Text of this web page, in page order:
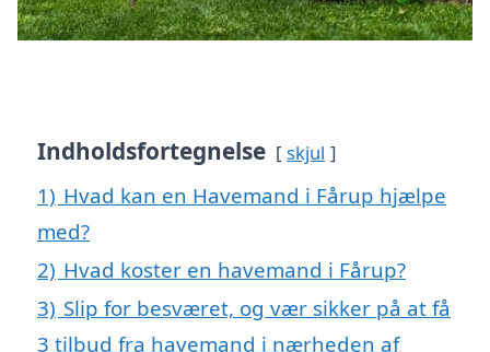
Indholdsfortegnelse skjul
1) Hvad kan en Havemand i Fårup hjælpe
med?
2) Hvad koster en havemand i Fårup?
3) Slip for besværet, og vær sikker på at få
3 tilbud fra havemand i nærheden af